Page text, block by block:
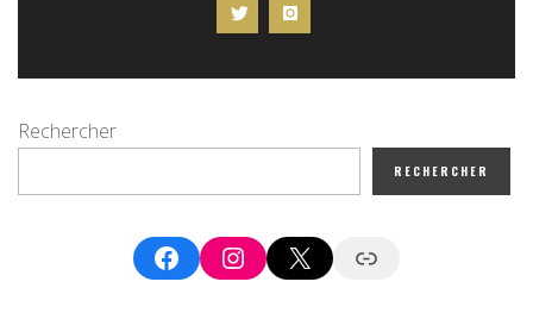
Rechercher
RECHERCHER
FacebookInstagram
X Google News